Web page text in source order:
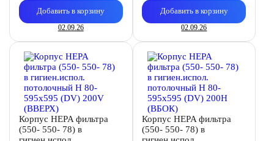
Добавить в корзину
02.09.26
Добавить в корзину
02.09.26
Корпус HEPA фильтра
(550- 550- 78) в
Корпус HEPA фильтра
(550- 550- 78) в